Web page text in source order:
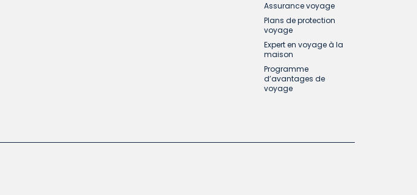
Assurance voyage
Plans de protection
voyage
Expert en voyage à la
maison
Programme
d’avantages de
voyage